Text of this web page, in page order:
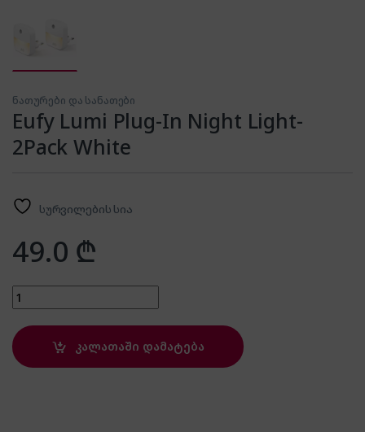
ნათურები და სანათები
Eufy Lumi Plug-In Night Light-
2Pack White
სურვილების სია
49.0 ₾
Eufy Lumi Plug-In Night Light-2Pack White quantity
კალათაში დამატება